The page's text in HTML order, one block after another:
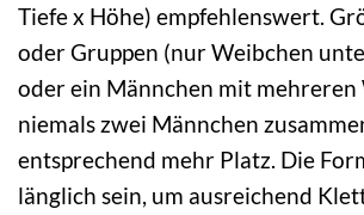
Tiefe x Höhe) empfehlenswert.
oder Gruppen (nur Weibchen
oder ein Männchen mit mehreren
niemals zwei Männchen
entsprechend mehr Platz. Die
länglich sein, um ausreichend